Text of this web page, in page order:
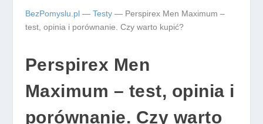
BezPomyslu.pl— Testy— Perspirex Men Maximum –
test, opinia i porównanie. Czy warto kupić?
Perspirex Men
Maximum – test, opinia i
porównanie. Czy warto